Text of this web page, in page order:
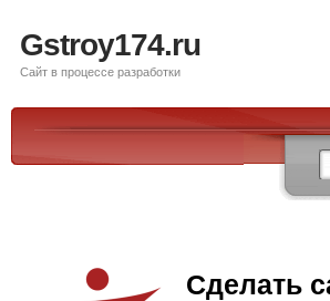
Gstroy174.ru
Сайт в процессе разработки
Сделать